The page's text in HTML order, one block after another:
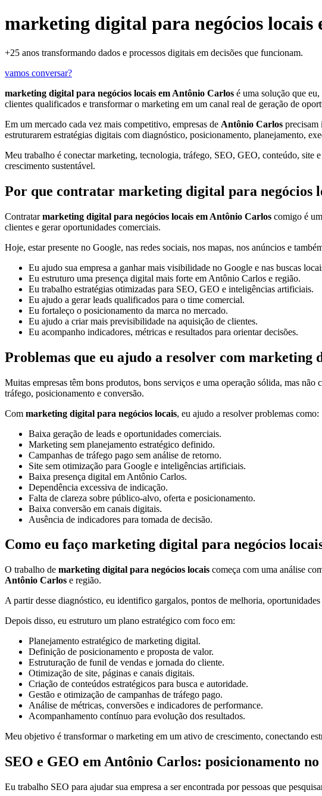
marketing digital para negócios locais
+25 anos transformando dados e processos digitais em decisões que funcionam.
vamos conversar?
marketing digital para negócios locais em Antônio Carlos é uma solução que eu,
clientes qualificados e transformar o marketing em um canal real de geração de
Em um mercado cada vez mais competitivo, empresas de Antônio Carlos precisam
estruturarem estratégias digitais com diagnóstico, posicionamento, planejamento,
Meu trabalho é conectar marketing, tecnologia, tráfego, SEO, GEO, conteúdo, site
crescimento sustentável.
Por que contratar marketing digital para negócios
Contratarmarketing digital para negócios locais em Antônio Carlos comigo é
clientes e gerar oportunidades comerciais.
Hoje, estar presente no Google, nas redes sociais, nos mapas, nos anúncios e
Eu ajudo sua empresa a ganhar mais visibilidade no Google e nas buscas
Eu estruturo uma presença digital mais forte em Antônio Carlos e região.
Eu trabalho estratégias otimizadas para SEO, GEO e inteligências artificiais.
Eu ajudo a gerar leads qualificados para o time comercial.
Eu fortaleço o posicionamento da marca no mercado.
Eu ajudo a criar mais previsibilidade na aquisição de clientes.
Eu acompanho indicadores, métricas e resultados para orientar decisões.
Problemas que eu ajudo a resolver com marketing
Muitas empresas têm bons produtos, bons serviços e uma operação sólida, mas
tráfego, posicionamento e conversão.
Com marketing digital para negócios locais, eu ajudo a resolver problemas como:
Baixa geração de leads e oportunidades comerciais.
Marketing sem planejamento estratégico definido.
Campanhas de tráfego pago sem análise de retorno.
Site sem otimização para Google e inteligências artificiais.
Baixa presença digital em Antônio Carlos.
Dependência excessiva de indicação.
Falta de clareza sobre público-alvo, oferta e posicionamento.
Baixa conversão em canais digitais.
Ausência de indicadores para tomada de decisão.
Como eu faço marketing digital para negócios
O trabalho de marketing digital para negócios locais começa com uma análise
Antônio Carlos e região.
A partir desse diagnóstico, eu identifico gargalos, pontos de melhoria,
Depois disso, eu estruturo um plano estratégico com foco em:
Planejamento estratégico de marketing digital.
Definição de posicionamento e proposta de valor.
Estruturação de funil de vendas e jornada do cliente.
Otimização de site, páginas e canais digitais.
Criação de conteúdos estratégicos para busca e autoridade.
Gestão e otimização de campanhas de tráfego pago.
Análise de métricas, conversões e indicadores de performance.
Acompanhamento contínuo para evolução dos resultados.
Meu objetivo é transformar o marketing em um ativo de crescimento, conectando
SEO e GEO em Antônio Carlos: posicionamento
Eu trabalho SEO para ajudar sua empresa a ser encontrada por pessoas que